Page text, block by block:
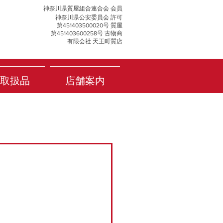
神奈川県質屋組合連合会 会員
神奈川県公安委員会 許可
第451403500020号 質屋
第451403600258号 古物商
有限会社 天王町質店
扱品 店舗案内